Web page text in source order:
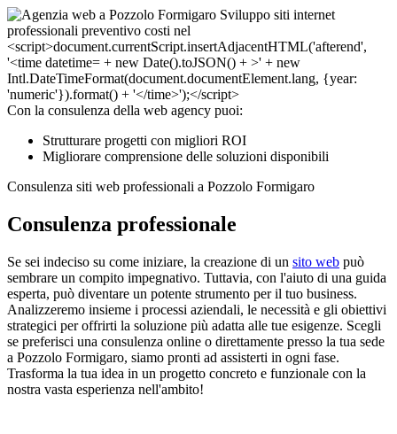
Con la consulenza della web agency puoi:
Strutturare progetti con migliori ROI
Migliorare comprensione delle soluzioni disponibili
Consulenza siti web professionali a Pozzolo Formigaro
Consulenza professionale
Se sei indeciso su come iniziare, la creazione di un sito web può
sembrare un compito impegnativo. Tuttavia, con l'aiuto di una guida
esperta, può diventare un potente strumento per il tuo business.
Analizzeremo insieme i processi aziendali, le necessità e gli obiettivi
strategici per offrirti la soluzione più adatta alle tue esigenze. Scegli
se preferisci una consulenza online o direttamente presso la tua sede
a Pozzolo Formigaro, siamo pronti ad assisterti in ogni fase.
Trasforma la tua idea in un progetto concreto e funzionale con la
nostra vasta esperienza nell'ambito!